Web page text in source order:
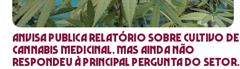
Anvisa publica relatório sobre cultivo de
Cannabis medicinal. Mas ainda não
respondeu à principal pergunta do setor.